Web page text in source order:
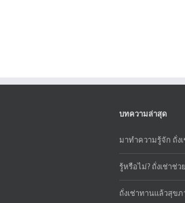
บทความล่าสุด
มาทำความรู้จัก ถั่ง
รู้หรือไม่? ถั่งเช่าช่
ถั่งเช่าทานแล้วสุขภ